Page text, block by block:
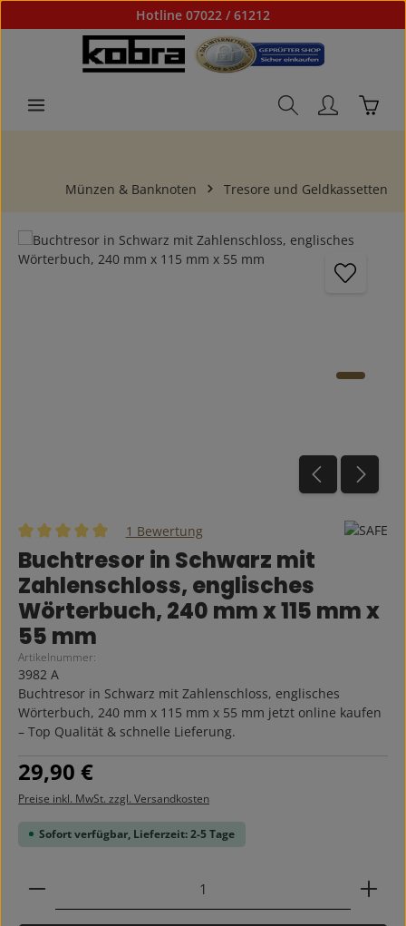
Zum Hauptinhalt springenHotline 07022 / 61212
Münzen & Banknoten Tresore und Geldkassetten
Bildergalerie überspringen
Durchschnittliche Bewertung von 5 von 5 Sternen
1 Bewertung
Buchtresor in Schwarz mit
Zahlenschloss, englisches
Wörterbuch, 240 mm x 115 mm x
55 mm
Artikelnummer:
3982 A
Buchtresor in Schwarz mit Zahlenschloss, englisches
Wörterbuch, 240 mm x 115 mm x 55 mm jetzt online kaufen
– Top Qualität & schnelle Lieferung.
Regulärer Preis:
29,90 €
Preise inkl. MwSt. zzgl. Versandkosten
Sofort verfügbar, Lieferzeit: 2-5 Tage
Produkt Anzahl: Gib den gewünschten Wert ein